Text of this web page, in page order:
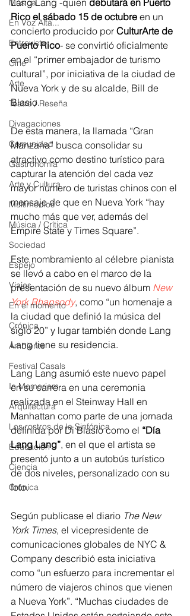
Música
En Voz Alta...
Entrevista
Cine
Arte
Teatro / Reseña
Divagaciones
Comunidad
Gastronomía
Arte y Cultura
Multimedios
Música / Crítica
Sociedad
Espejo
Viajes
En el momento
Crónica
Ambiente
Festival Casals
In Memoriam
Arquitectura
Los rostros de la Sinfónica
Educación
Ciencia
Crónica
Rico el sábado 15 de octubre en un
concierto producido por CulturArte de
Puerto Rico- se convirtió oficialmente
en el “primer embajador de turismo
cultural”, por iniciativa de la ciudad de
Nueva York y de su alcalde, Bill de
Blasio.
De esta manera, la llamada “Gran
Manzana” busca consolidar su
atractivo como destino turístico para
capturar la atención del cada vez
mayor número de turistas chinos con el
mensaje de que en Nueva York “hay
mucho más que ver, además del
Empire State y Times Square”.
Este nombramiento al célebre pianista
se llevó a cabo en el marco de la
presentación de su nuevo álbum New
York Rhapsody, como “un homenaje a
la ciudad que definió la música del
siglo 20” y lugar también donde Lang
Lang tiene su residencia.
Lang Lang asumió este nuevo papel
en su carrera en una ceremonia
realizada en el Steinway Hall en
Manhattan como parte de una jornada
definida por Di Blasio como el “Día
Lang Lang”, en el que el artista se
presentó junto a un autobús turístico
de dos niveles, personalizado con su
foto.
Según publicase el diario The New
York Times, el vicepresidente de
comunicaciones globales de NYC &
Company describió esta iniciativa
como “un esfuerzo para incrementar el
número de viajeros chinos que vienen
a Nueva York”. “Muchas ciudades de